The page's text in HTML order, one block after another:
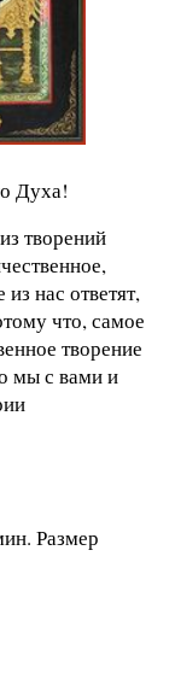
Духа!
творений
нас ответят,
что, самое
творение
мы с вами и
Размер